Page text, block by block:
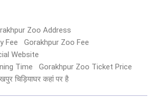
Zoo Address
Fee
Gorakhpur Zoo Fee
Website
Time
Gorakhpur Zoo Ticket Price
चिड़ियाघर कहां पर है